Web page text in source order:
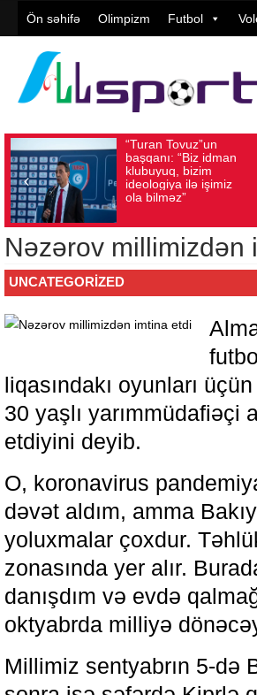
Ön səhifə Olimpizm Futbol
başqanı: “Biz idman
klubuyuq, bizim
ideologiya ilə işimiz
ola bilməz”
Baxış sayı: 196 Avqust 05, 2026
Nəzərov millimizdən
UNCATEGORIZED
liqasındakı oyunları
30 yaşlı yarımmüdafiəçi
etdiyini deyib.
O, koronavirus
dəvət aldım, amma
yoluxmalar çoxdur.
zonasında yer alır.
danışdım və evdə
oktyabrda milliyə
Millimiz sentyabrın 5-də